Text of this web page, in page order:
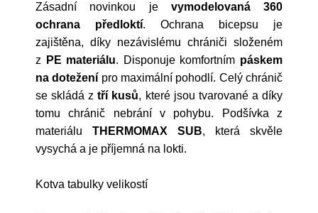
Zásadní novinkou je vymodelovaná 360
ochrana předloktí. Ochrana bicepsu je
zajištěna, díky nezávislému chrániči složeném
z
PE materiálu. Disponuje komfortním páskem
na dotežení pro maximální pohodlí. Celý chránič
se skládá ztří kusů, které jsou tvarované a díky
tomu chránič nebrání v pohybu. Podšívka z
materiálu THERMOMAX SUB, která skvěle
vysychá a je příjemná na lokti.
Kotva tabulky velikostí